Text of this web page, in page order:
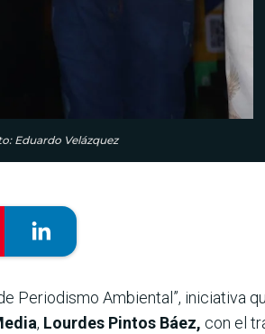
Eduardo Velázquez
Periodismo Ambiental”, iniciativa
, Lourdes Pintos Báez, con el